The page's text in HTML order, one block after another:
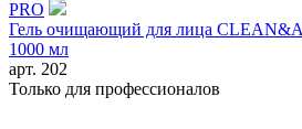
PRO
Гель очищающий для лица
1000 мл
арт. 202
Только для профессионалов